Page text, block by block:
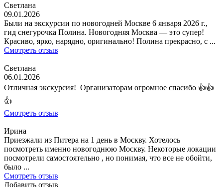
Светлана
09.01.2026
Были на экскурсии по новогодней Москве 6 января 2026 г.,
гид снегурочка Полина. Новогодняя Москва — это супер!
Красиво, ярко, нарядно, оригинально! Полина прекрасно, с ...
Смотреть отзыв
Светлана
06.01.2026
Отличная экскурсия! Организаторам огромное спасибо 👍👍
👍
Смотреть отзыв
Ирина
Приезжали из Питера на 1 день в Москву. Хотелось
посмотреть именно новогоднюю Москву. Некоторые локации
посмотрели самостоятельно , но понимая, что все не обойти,
было ...
Смотреть отзыв
Добавить отзыв